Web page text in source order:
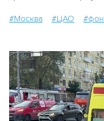
#Москва #ЦАО